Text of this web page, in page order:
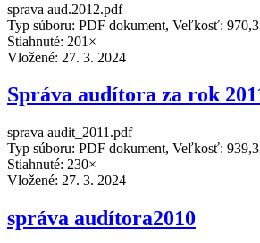
sprava aud.2012.pdf
Typ súboru: PDF dokument, Veľkosť:
Stiahnuté: 201×
Vložené: 27. 3. 2024
Správa audítora za rok
sprava audit_2011.pdf
Typ súboru: PDF dokument, Veľkosť:
Stiahnuté: 230×
Vložené: 27. 3. 2024
správa audítora2010